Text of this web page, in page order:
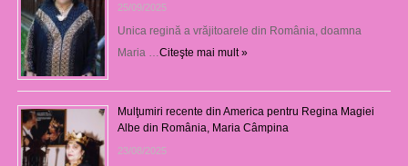
25/09/2025
Unica regină a vrăjitoarele din România, doamna
Maria … Citeşte mai mult »
Mulţumiri recente din America pentru Regina Magiei
Albe din România, Maria Câmpina
23/08/2025